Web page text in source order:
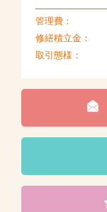
管理費：
修繕積立金：
取引態様：